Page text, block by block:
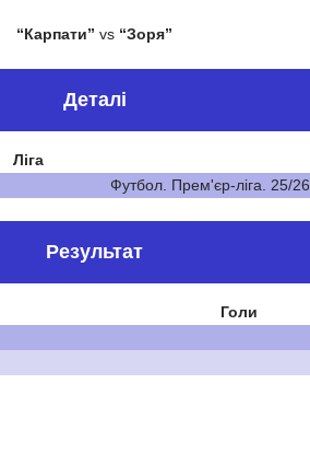
“Карпати” vs “Зоря”
Деталі
Ліга
Футбол. Прем'єр-ліга. 25/26
Результат
Голи